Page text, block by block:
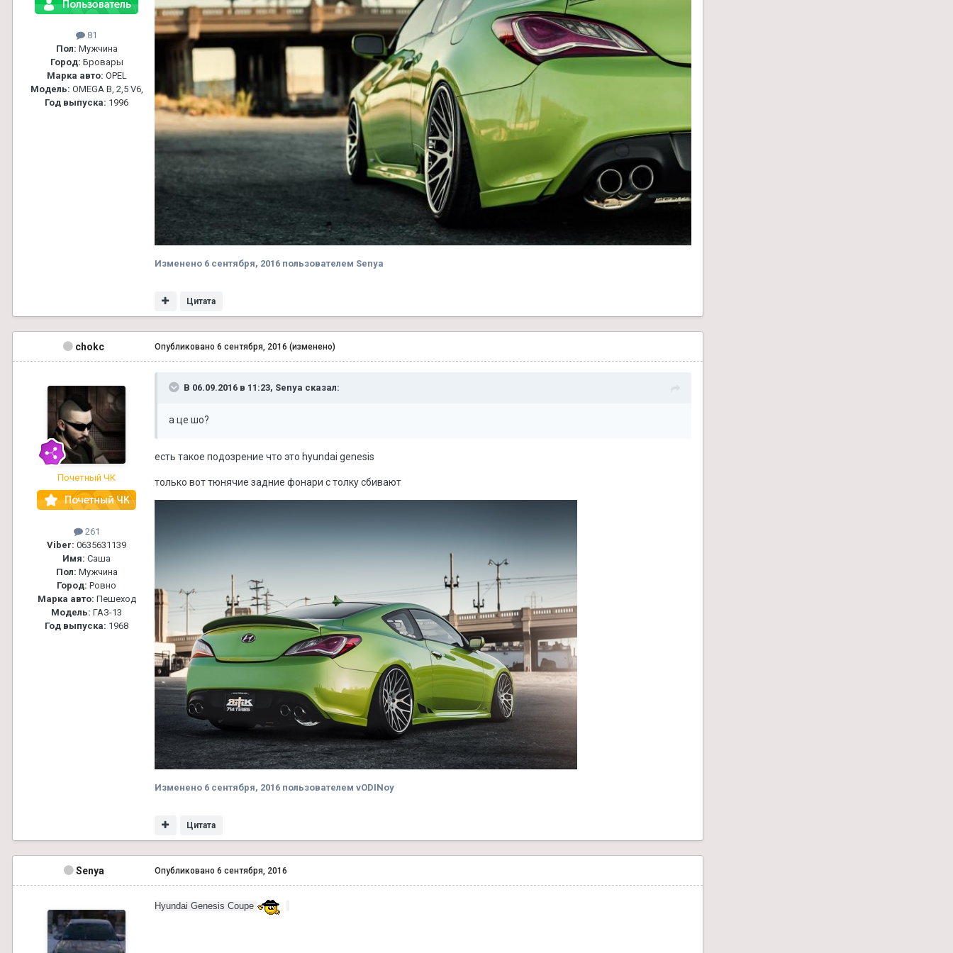
81
Пол: Мужчина
Город: Бровары
Марка авто: OPEL
Модель: OMEGA В, 2,5 V6,
Год выпуска: 1996
Изменено 6 сентября, 2016 пользователем Senya
Цитата
chokc
Почетный ЧК
261
Viber: 0635631139
Имя: Саша
Пол: Мужчина
Город: Ровно
Марка авто: Пешеход
Модель: ГАЗ-13
Год выпуска: 1968
Опубликовано 6 сентября, 2016 (изменено)
В 06.09.2016 в 11:23, Senya сказал:
а це шо?
есть такое подозрение что это hyundai genesis
только вот тюнячие задние фонари с толку сбивают
Изменено 6 сентября, 2016 пользователем vODINoy
Цитата
Senya Опубликовано 6 сентября, 2016
Hyundai Genesis Coupe